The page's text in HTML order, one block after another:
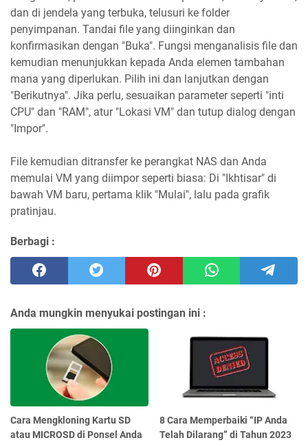
dan di jendela yang terbuka, telusuri ke folder
penyimpanan. Tandai file yang diinginkan dan
konfirmasikan dengan "Buka". Fungsi menganalisis file dan
kemudian menunjukkan kepada Anda elemen tambahan
mana yang diperlukan. Pilih ini dan lanjutkan dengan
"Berikutnya". Jika perlu, sesuaikan parameter seperti "inti
CPU" dan "RAM", atur "Lokasi VM" dan tutup dialog dengan
"Impor".
File kemudian ditransfer ke perangkat NAS dan Anda
memulai VM yang diimpor seperti biasa: Di "Ikhtisar" di
bawah VM baru, pertama klik "Mulai", lalu pada grafik
pratinjau.
Berbagi :
Anda mungkin menyukai postingan ini :
Cara Mengkloning Kartu SD
atau MICROSD di Ponsel Anda
8 Cara Memperbaiki “IP Anda
Telah Dilarang” di Tahun 2023